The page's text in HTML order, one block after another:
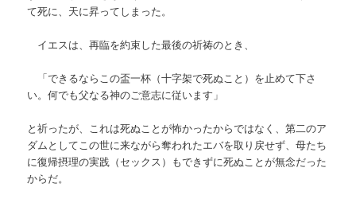
て死に、天に昇ってしまった。
イエスは、再臨を約束した最後の祈祷のとき、
「できるならこの盃一杯（十字架で死ぬこと）を止めて下さ
い。何でも父なる神のご意志に従います」
と祈ったが、これは死ぬことが怖かったからではなく、第二のア
ダムとしてこの世に来ながら奪われたエバを取り戻せず、母たち
に復帰摂理の実践（セックス）もできずに死ぬことが無念だった
からだ。